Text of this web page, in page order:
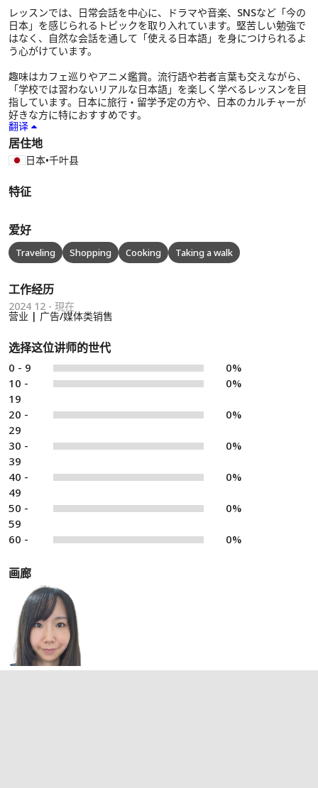
レッスンでは、日常会話を中心に、ドラマや音楽、SNSなど「今の
日本」を感じられるトピックを取り入れています。堅苦しい勉強で
はなく、自然な会話を通して「使える日本語」を身につけられるよ
う心がけています。
趣味はカフェ巡りやアニメ鑑賞。流行語や若者言葉も交えながら、
「学校では習わないリアルな日本語」を楽しく学べるレッスンを目
指しています。日本に旅行・留学予定の方や、日本のカルチャーが
好きな方に特におすすめです。
翻译
居住地
日本•千叶县
特征
爱好
Traveling Shopping Cooking Taking a walk
工作经历
2024 12 - 現在
营业 | 广告/媒体类销售
选择这位讲师的世代
0 - 9
0%
10 -
19
0%
20 -
29
0%
30 -
39
0%
40 -
49
0%
50 -
59
0%
60 - 0%
画廊